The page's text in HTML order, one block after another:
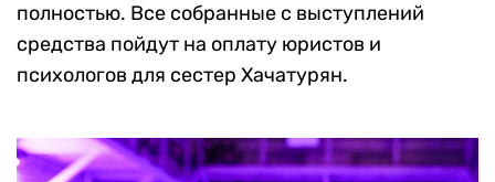
полностью. Все собранные с выступлений
средства пойдут на оплату юристов и
психологов для сестер Хачатурян.